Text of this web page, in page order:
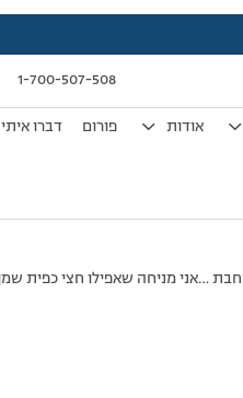
1-700-507-508
אודות פורום דברו איתי